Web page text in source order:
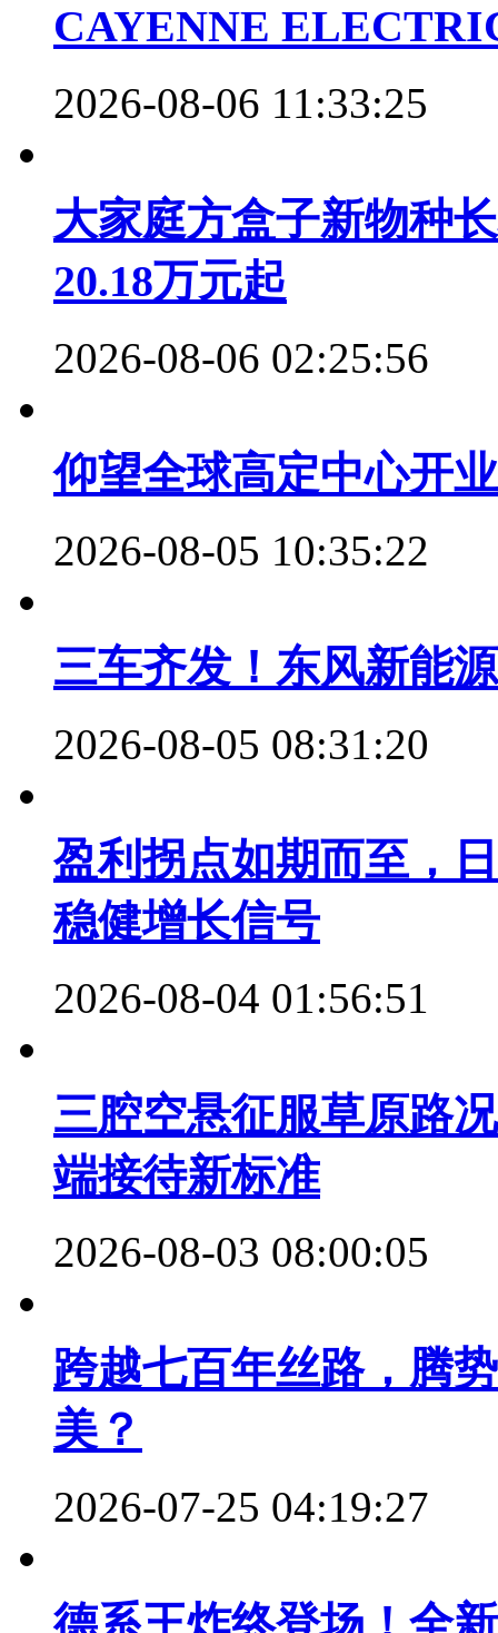
CAYENNE
2026-08-06 11:33:25
大家庭方盒子新物种
20.18万元起
2026-08-06 02:25:56
仰望全球高定中心开
2026-08-05 10:35:22
三车齐发！东风新能
2026-08-05 08:31:20
盈利拐点如期而至，
稳健增长信号
2026-08-04 01:56:51
三腔空悬征服草原路
端接待新标准
2026-08-03 08:00:05
跨越七百年丝路，腾
美？
2026-07-25 04:19:27